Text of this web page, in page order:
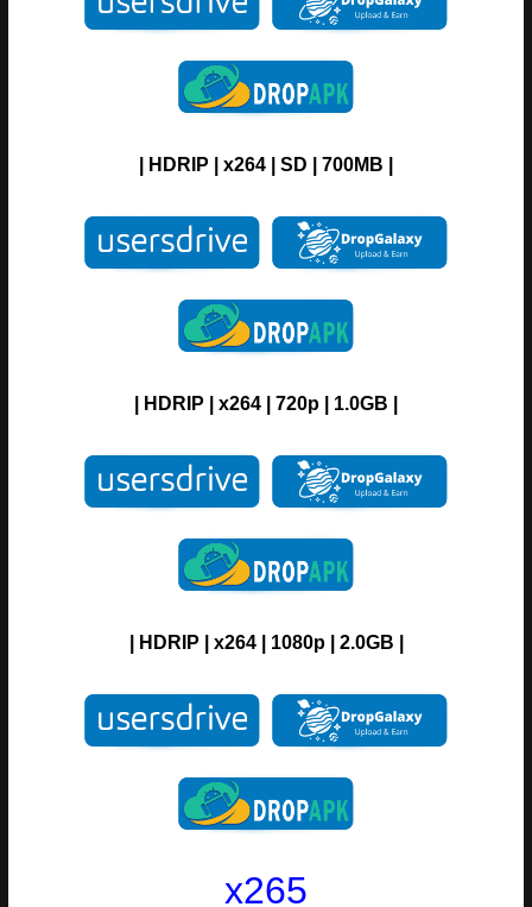
| H DRIP | x264 | SD | 700MB |
| H DRIP | x264 | 720p | 1.0GB |
| H DRIP | x264 | 1080p | 2.0GB |
x265